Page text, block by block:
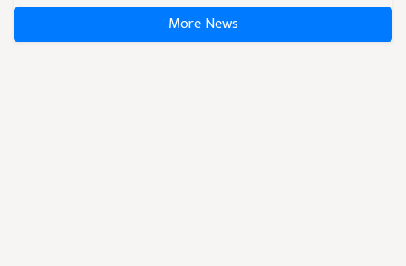
More News